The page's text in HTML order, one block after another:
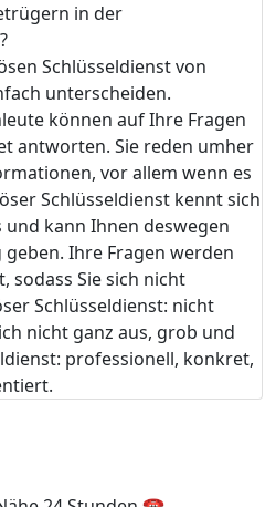
in der
Schlüsseldienst von
unterscheiden.
können auf Ihre Fragen
antworten. Sie reden umher
vor allem wenn es
Schlüsseldienst kennt sich
kann Ihnen deswegen
Ihre Fragen werden
sodass Sie sich nicht
Schlüsseldienst: nicht
nicht ganz aus, grob und
professionell, konkret,